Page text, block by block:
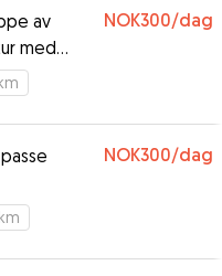
av
med
NOK300/dag
NOK300/dag